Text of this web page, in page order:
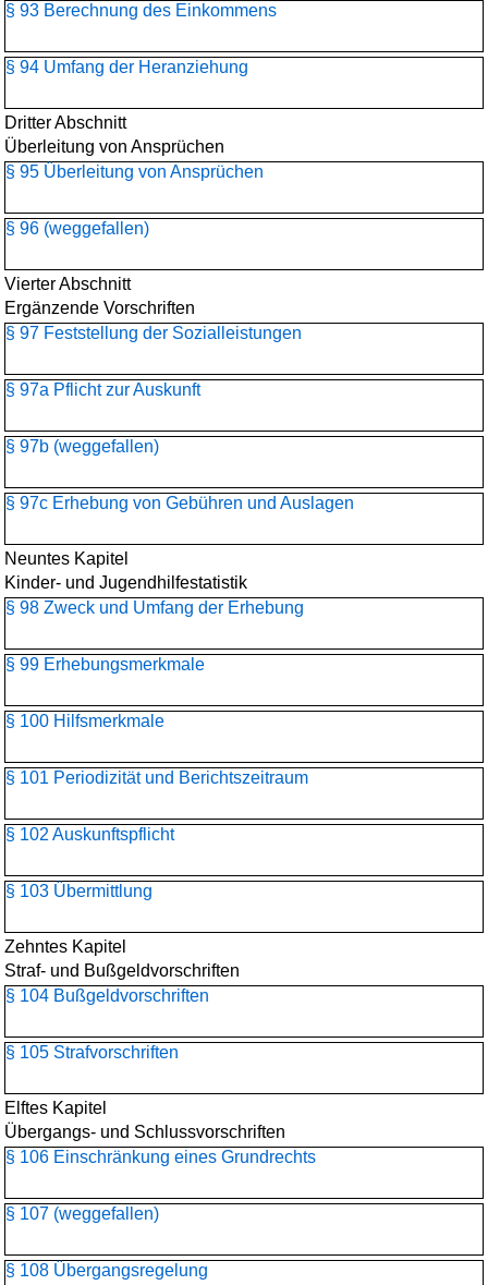
§ 93 Berechnung des Einkommens
§ 94 Umfang der Heranziehung
Dritter Abschnitt
Überleitung von Ansprüchen
§ 95 Überleitung von Ansprüchen
§ 96 (weggefallen)
Vierter Abschnitt
Ergänzende Vorschriften
§ 97 Feststellung der Sozialleistungen
§ 97a Pflicht zur Auskunft
§ 97b (weggefallen)
§ 97c Erhebung von Gebühren und Auslagen
Neuntes Kapitel
Kinder- und Jugendhilfestatistik
§ 98 Zweck und Umfang der Erhebung
§ 99 Erhebungsmerkmale
§ 100 Hilfsmerkmale
§ 101 Periodizität und Berichtszeitraum
§ 102 Auskunftspflicht
§ 103 Übermittlung
Zehntes Kapitel
Straf- und Bußgeldvorschriften
§ 104 Bußgeldvorschriften
§ 105 Strafvorschriften
Elftes Kapitel
Übergangs- und Schlussvorschriften
§ 106 Einschränkung eines Grundrechts
§ 107 (weggefallen)
§ 108 Übergangsregelung